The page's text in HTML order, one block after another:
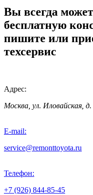
Вы всегда
бесплатную
пишите или
техсервис
Адрес:
Москва, ул. Иловайская,
E-mail:
service@remonttoyota.ru
Телефон:
+7 (926) 844-85-45